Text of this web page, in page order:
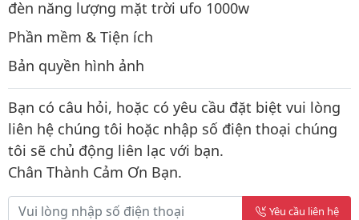
đèn năng lượng mặt trời ufo 1000w
Phần mềm & Tiện ích
Bản quyền hình ảnh
Bạn có câu hỏi, hoặc có yêu cầu đặt biệt vui lòng
liên hệ chúng tôi hoặc nhập số điện thoại chúng
tôi sẽ chủ động liên lạc với bạn.
Chân Thành Cảm Ơn Bạn.
Yêu cầu liên hệ